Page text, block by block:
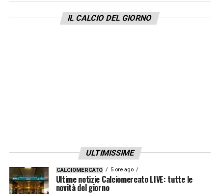
vocazione europea. Al suo fianco,
sta guadagnando punti in
non si tocca, con il capitano da
Thuramche sta vivendo un
ottimo momento di forma.
IL CALCIO DEL GIORNO
ULTIMISSIME
CALCIOMERCATO 5 ore ago
Ultime notizie Calciomercato LIVE: tutte le
novità del giorno